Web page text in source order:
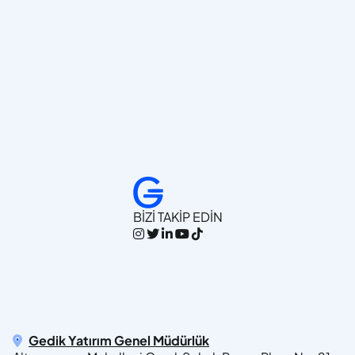
BİZİ TAKİP EDİN
Gedik Yatırım Genel Müdürlük